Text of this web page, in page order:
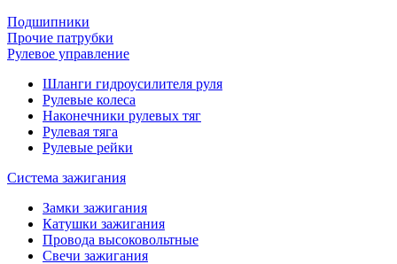
Подшипники
Прочие патрубки
Рулевое управление
Шланги гидроусилителя руля
Рулевые колеса
Наконечники рулевых тяг
Рулевая тяга
Рулевые рейки
Система зажигания
Замки зажигания
Катушки зажигания
Провода высоковольтные
Свечи зажигания